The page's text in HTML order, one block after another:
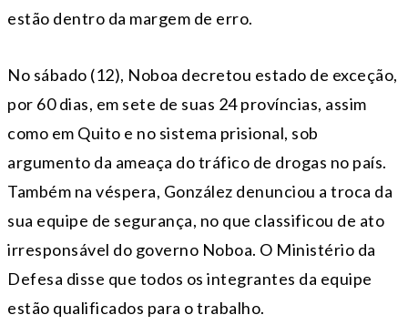
estão dentro da margem de erro.
No sábado (12), Noboa decretou estado de exceção,
por 60 dias, em sete de suas 24 províncias, assim
como em Quito e no sistema prisional, sob
argumento da ameaça do tráfico de drogas no país.
Também na véspera, González denunciou a troca da
sua equipe de segurança, no que classificou de ato
irresponsável do governo Noboa. O Ministério da
Defesa disse que todos os integrantes da equipe
estão qualificados para o trabalho.